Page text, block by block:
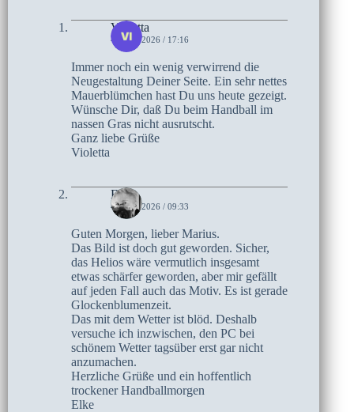
Violetta
4. JUNI 2026 / 17:16
Immer noch ein wenig verwirrend die
Neugestaltung Deiner Seite. Ein sehr nettes
Mauerblümchen hast Du uns heute gezeigt.
Wünsche Dir, daß Du beim Handball im
nassen Gras nicht ausrutscht.
Ganz liebe Grüße
Violetta
Elke
4. JUNI 2026 / 09:33
Guten Morgen, lieber Marius.
Das Bild ist doch gut geworden. Sicher,
das Helios wäre vermutlich insgesamt
etwas schärfer geworden, aber mir gefällt
auf jeden Fall auch das Motiv. Es ist gerade
Glockenblumenzeit.
Das mit dem Wetter ist blöd. Deshalb
versuche ich inzwischen, den PC bei
schönem Wetter tagsüber erst gar nicht
anzumachen.
Herzliche Grüße und ein hoffentlich
trockener Handballmorgen
Elke